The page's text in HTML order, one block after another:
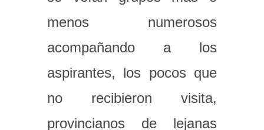
menos numerosos
acompañando a los
aspirantes, los pocos que
no recibieron visita,
provincianos de lejanas